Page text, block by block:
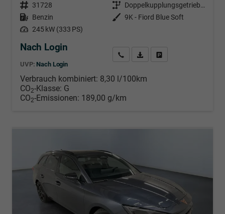
Fahrzeugnr. 31728 Getriebe
Doppelkupplungsgetriebe (DSG)
Kraftstoff Benzin Außenfarbe 9K - Fiord Blue Soft
Leistung 245 kW (333 PS)
Nach Login
UVP: Nach Login
Wir rufen Sie anPDF-Datei, Fahrzeugexposé
Verbrauch kombiniert: 8,30 l/100km
CO2-Klasse: G
CO2-Emissionen: 189,00 g/km